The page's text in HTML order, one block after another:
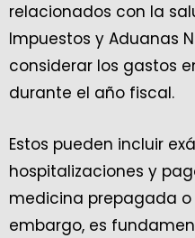
relacionados con la
Impuestos y Aduanas
considerar los gastos
durante el año fiscal.
Estos pueden incluir
hospitalizaciones y
medicina prepagada o
embargo, es